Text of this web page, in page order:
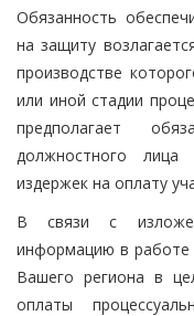
Обязанность
на защиту
производстве
или иной стадии
предполагает
должностного
издержек на оплату
В связи с
информацию в работе
Вашего региона в
оплаты